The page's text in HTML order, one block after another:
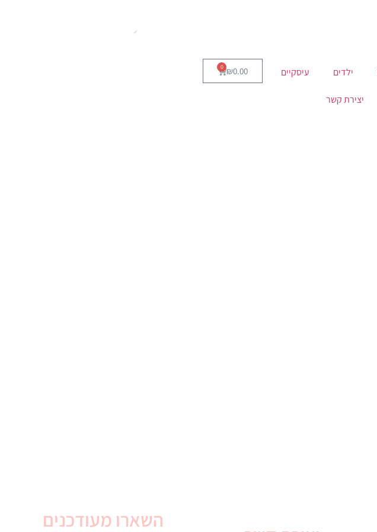
ילדים עיסקיים
יצירת קשר
₪0.00
0
השארו מעודכנים